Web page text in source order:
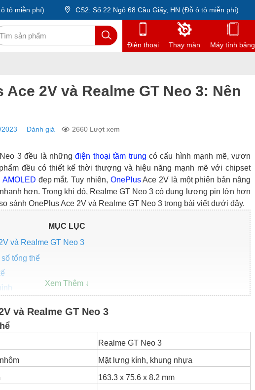
tô miễn phí) CS2: Số 22 Ngõ 68 Cầu Giấy, HN (Đỗ ô tô miễn phí)
Điện thoại Thay màn Máy tính bảng
Ace 2V và Realme GT Neo 3: Nên
Đánh giá 2660 Lượt xem
3 đều là nhữngđiện thoại tầm trung có cấu hình mạnh mẽ, vươn
đều có thiết kế thời thượng và hiệu năng mạnh mẽ với chipset
AMOLED đẹp mắt. Tuy nhiên, OnePlusAce 2V là một phiên bản nâng
hơn. Trong khi đó, Realme GT Neo 3 có dung lượng pin lớn hơn
sánh OnePlus Ace 2V và Realme GT Neo 3 trong bài viết dưới đây.
MỤC LỤC
và Realme GT Neo 3
tổng thể
GT Neo 3 giá bao nhiêu?
mạnh hơn Realme GT Neo 3
và Realme GT Neo 3
Realme GT Neo 3
Mặt lưng kính, khung nhựa
163.3 x 75.6 x 8.2 mm